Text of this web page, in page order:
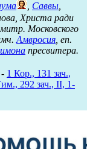
, Саввы,
Христа ради
Московского
Амвросия, еп.
пресвитера.
1 Кор., 131 зач.,
292 зач., II, 1-